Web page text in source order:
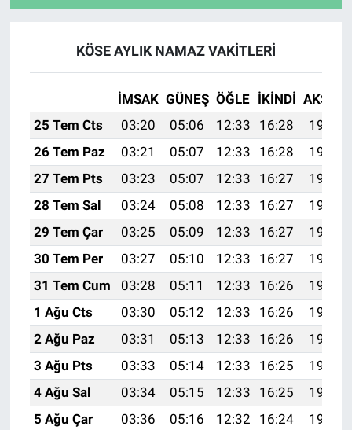
KÖSE AYLIK NAMAZ VAKITLERI
İMSAK GÜNEŞ ÖĞLE İKINDI AKŞAM
25 Tem Cts
03:20 05:06 12:33 16:28
19:50
26 Tem Paz
03:21 05:07 12:33 16:28
19:49
27 Tem Pts
03:23 05:07 12:33 16:27
19:49
28 Tem Sal
03:24 05:08 12:33 16:27
19:48
29 Tem Çar
03:25 05:09 12:33 16:27
19:47
30 Tem Per
03:27 05:10 12:33 16:27
19:46
31 Tem Cum
03:28 05:11 12:33 16:26
19:45
1 Ağu Cts
03:30 05:12 12:33 16:26
19:44
2 Ağu Paz
03:31 05:13 12:33 16:26
19:43
3 Ağu Pts
03:33 05:14 12:33 16:25
19:41
4 Ağu Sal
03:34 05:15 12:33 16:25
19:40
5 Ağu Çar
03:36 05:16 12:32 16:24
19:39